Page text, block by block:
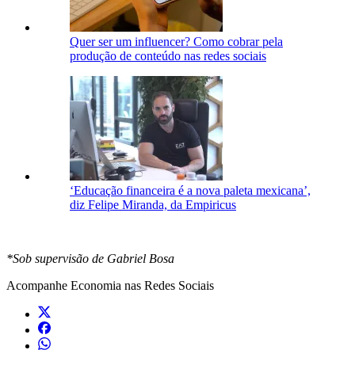
Quer ser um influencer? Como cobrar pela
produção de conteúdo nas redes sociais
‘Educação financeira é a nova paleta mexicana’,
diz Felipe Miranda, da Empiricus
*Sob supervisão de Gabriel Bosa
Acompanhe Economia nas Redes Sociais